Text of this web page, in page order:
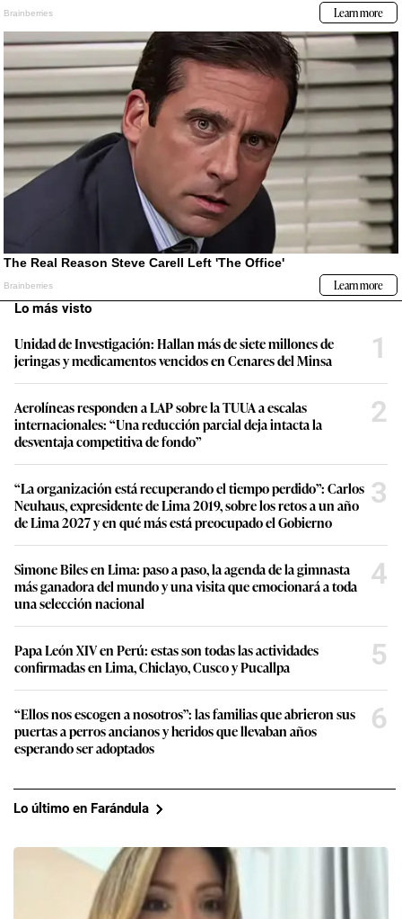
Lo más visto
Unidad de Investigación: Hallan más de siete millones de
jeringas y medicamentos vencidos en Cenares del Minsa
1
Aerolíneas responden a LAP sobre la TUUA a escalas
internacionales: “Una reducción parcial deja intacta la
desventaja competitiva de fondo”
2
“La organización está recuperando el tiempo perdido”: Carlos
Neuhaus, expresidente de Lima 2019, sobre los retos a un año
de Lima 2027 y en qué más está preocupado el Gobierno
3
Simone Biles en Lima: paso a paso, la agenda de la gimnasta
más ganadora del mundo y una visita que emocionará a toda
una selección nacional
4
Papa León XIV en Perú: estas son todas las actividades
confirmadas en Lima, Chiclayo, Cusco y Pucallpa
5
“Ellos nos escogen a nosotros”: las familias que abrieron sus
puertas a perros ancianos y heridos que llevaban años
esperando ser adoptados
6
Lo último en Farándula